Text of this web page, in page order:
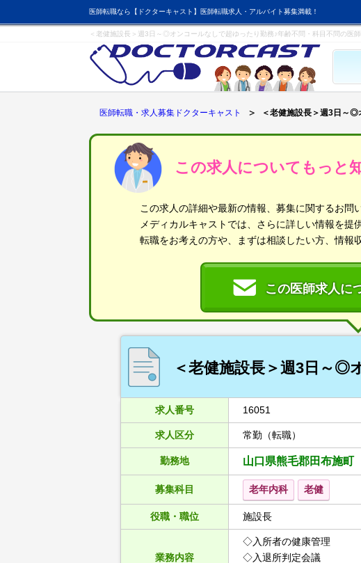
医師転職なら【ドクターキャスト】医師転職求人・アルバイト募集満載！
＜老健施設長＞週3日～◎オンコールなしで超ゆったり勤務♪年齢不問・科目不問の医師
医師転職・求人募集ドクターキャスト ＜老健施設長＞週3日～◎
この求人についてもっと
この求人の詳細や最新の情報、募集に関するお問
メディカルキャストでは、さらに詳しい情報を提
転職をお考えの方や、まずは相談したい方、情報
この医師求人に
＜老健施設長＞週3日～◎
求人番号 16051
求人区分 常勤（転職）
勤務地 山口県熊毛郡田布施町
募集科目 老年内科 老健
役職・職位 施設長
業務内容
◇入所者の健康管理
◇入退所判定会議